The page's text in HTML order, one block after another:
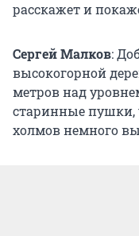
расскажет и
Сергей Малков:
высокогорной
метров над
старинные пушки,
холмов немного